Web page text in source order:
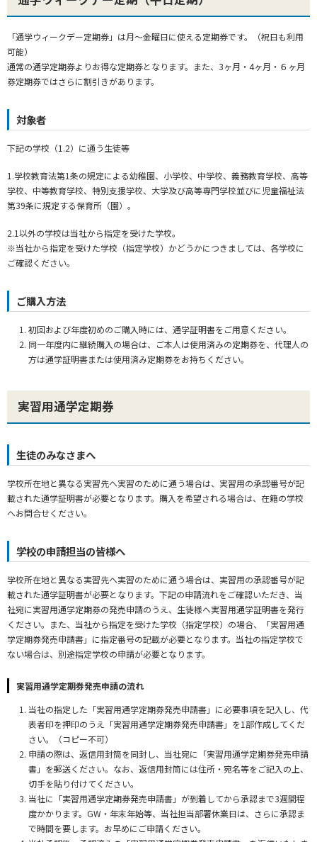
「通学ウィークデー定期券」は月～金曜日に使える定期券です。（祝日も利用
可能）
通常の通学定期券よりお得な定期券となります。また、3ヶ月・4ヶ月・６ヶ月
券定期券ではさらに割引きがあります。
対象者
下記の学校（1.2）に通う生徒等
1.学校教育法第1条の規定による幼稚園、小学校、中学校、義務教育学校、高等
学校、中等教育学校、特別支援学校、大学及び高等専門学校並びに児童福祉法
第39条に規定する保育所（園）。
2.1以外の学校は当社から指定を受けた学校。
※当社から指定を受けた学校（指定学校）かどうかにつきましては、各学校に
ご確認ください。
ご購入方法
初回および年度初めのご購入時には、通学証明書をご用意ください。
同一年度内に継続購入の場合は、ご本人は使用済みの定期券を、代理人の
方は通学証明書または使用済み定期券をお持ちください。
実習用通学定期券
生徒のみなさまへ
学校所在地と異なる実習先へ実習のために通う場合は、実習用の承認番号が記
載された通学証明書が必要となります。購入を希望される場合は、在籍の学校
へお問合せください。
学校の申請担当の皆様へ
学校所在地と異なる実習先へ実習のために通う場合は、実習用の承認番号が記
載された通学証明書が必要となります。下記の申請流れをご確認いただき、当
社宛に実習用通学定期券の発売申請のうえ、生徒様へ実習用通学証明書を発行
ください。また、当社から指定を受けた学校（指定学校）の場合、「実習用通
学定期券発売申請書」に指定番号の記載が必要となります。当社の指定学校で
ない場合は、別途指定学校の申請が必要となります。
実習用通学定期券発売申請の流れ
当社の指定した「実習用通学定期券発売申請書」に必要事項を記入し、代
表者印を押印のうえ「実習用通学定期券発売申請書」を1部作成してくだ
さい。（コピー不可）
申請の際は、返信用封筒を同封し、当社宛に「実習用通学定期券発売申請
書」を郵送ください。なお、返信用封筒には住所・宛名等をご記入の上、
切手を貼り付けてください。
当社に「実習用通学定期券発売申請書」が到着してから承認まで3週間程
度かかります。GW・年末年始等、当社担当部署休業日は、さらに承認ま
で時間を要します。お早めにご申請ください。